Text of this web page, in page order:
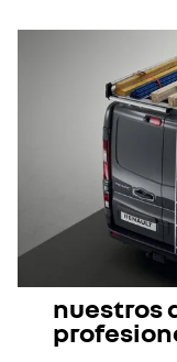
nuestros